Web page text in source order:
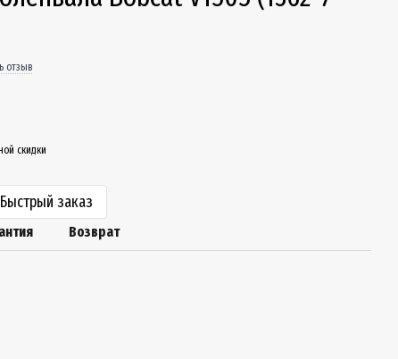
отзыв
скидки
Быстрый заказ
Возврат